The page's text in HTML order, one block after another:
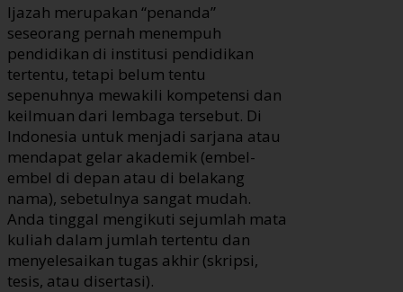
Ijazah merupakan “penanda”
seseorang pernah menempuh
pendidikan di institusi pendidikan
tertentu, tetapi belum tentu
sepenuhnya mewakili kompetensi dan
keilmuan dari lembaga tersebut. Di
Indonesia untuk menjadi sarjana atau
mendapat gelar akademik (embel-
embel di depan atau di belakang
nama), sebetulnya sangat mudah.
Anda tinggal mengikuti sejumlah mata
kuliah dalam jumlah tertentu dan
menyelesaikan tugas akhir (skripsi,
tesis, atau disertasi).